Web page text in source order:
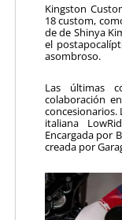
Kingston
18 custom,
dede Shinya
el
asombroso.
Las últimas
colaboración
concesionarios.
italiana
Encargada por
creada por